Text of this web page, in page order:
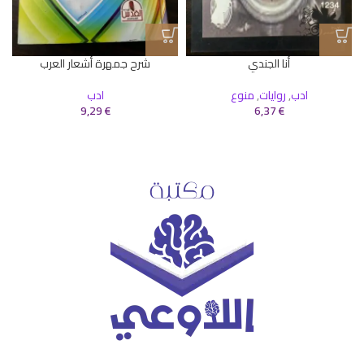
أنا الجندي
ادب,روايات,منوع
6,37€
شرح جمهرة أشعار العرب
ادب
9,29€